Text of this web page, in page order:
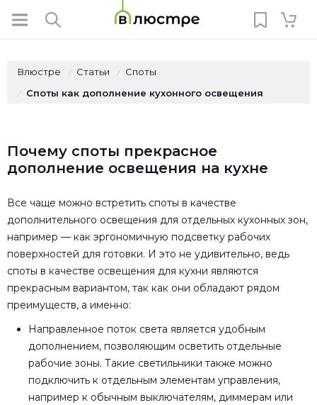
Влюстре / Статьи / Споты
/ Споты как дополнение кухонного освещения
Почему споты прекрасное
дополнение освещения на кухне
Все чаще можно встретить споты в качестве
дополнительного освещения для отдельных кухонных зон,
например — как эргономичную подсветку рабочих
поверхностей для готовки. И это не удивительно, ведь
споты в качестве освещения для кухни являются
прекрасным вариантом, так как они обладают рядом
преимуществ, а именно:
Направленное поток света является удобным
дополнением, позволяющим осветить отдельные
рабочие зоны. Такие светильники также можно
подключить к отдельным элементам управления,
например к обычным выключателям, диммерам или